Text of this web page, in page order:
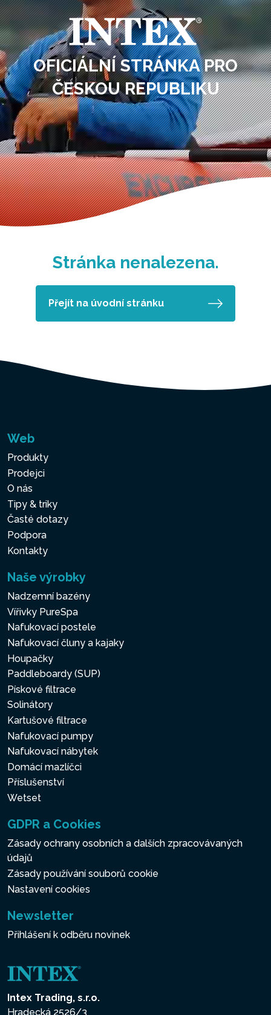
OFICIÁLNÍ STRÁNKA PRO
ČESKOU REPUBLIKU
Stránka nenalezena.
Přejít na úvodní stránku
Web
Produkty
Prodejci
O nás
Tipy & triky
Časté dotazy
Podpora
Kontakty
Naše výrobky
Nadzemní bazény
Vířivky PureSpa
Nafukovací postele
Nafukovací čluny a kajaky
Houpačky
Paddleboardy (SUP)
Pískové filtrace
Solinátory
Kartušové filtrace
Nafukovací pumpy
Nafukovací nábytek
Domácí mazlíčci
Příslušenství
Wetset
GDPR a Cookies
Zásady ochrany osobních a dalších zpracovávaných
údajů
Zásady používání souborů cookie
Nastavení cookies
Newsletter
Přihlášení k odběru novinek
Intex Trading, s.r.o.
Hradecká 2526/3